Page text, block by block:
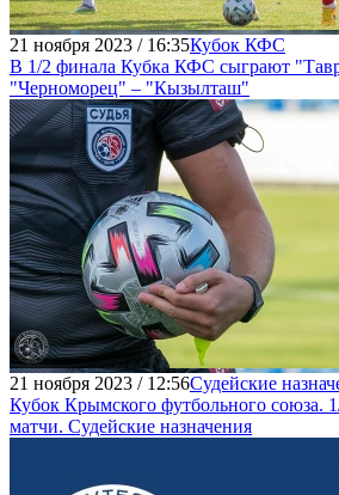
21 ноября 2023 / 16:35Кубок КФС
В 1/2 финала Кубка КФС сыграют
"Черноморец" – "Кызылташ"
21 ноября 2023 / 12:56Судейские
Кубок Крымского футбольного союза.
матчи. Судейские назначения